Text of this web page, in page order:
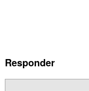
Responder